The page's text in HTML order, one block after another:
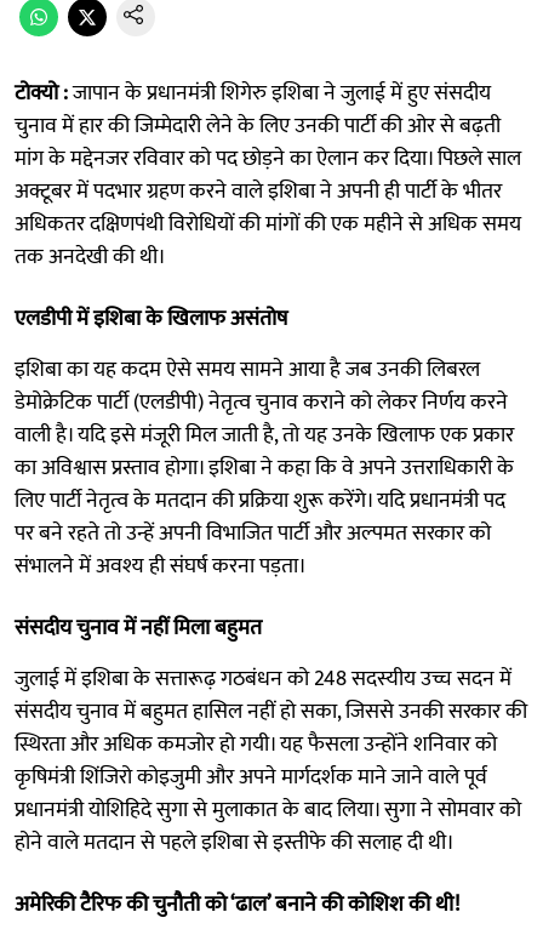
टोक्यो :जापान के प्रधानमंत्री शिगेरु इशिबा ने जुलाई में हुए संसदीय
चुनाव में हार की जिम्मेदारी लेने के लिए उनकी पार्टी की ओर से बढ़ती
मांग के मद्देनजर रविवार को पद छोड़ने का ऐलान कर दिया। पिछले साल
अक्टूबर में पदभार ग्रहण करने वाले इशिबा ने अपनी ही पार्टी के भीतर
अधिकतर दक्षिणपंथी विरोधियों की मांगों की एक महीने से अधिक समय
तक अनदेखी की थी।
एलडीपी में इशिबा के खिलाफ असंतोष
इशिबा का यह कदम ऐसे समय सामने आया है जब उनकी लिबरल
डेमोक्रेटिक पार्टी (एलडीपी) नेतृत्व चुनाव कराने को लेकर निर्णय करने
वाली है। यदि इसे मंजूरी मिल जाती है, तो यह उनके खिलाफ एक प्रकार
का अविश्वास प्रस्ताव होगा। इशिबा ने कहा कि वे अपने उत्तराधिकारी के
लिए पार्टी नेतृत्व के मतदान की प्रक्रिया शुरू करेंगे। यदि प्रधानमंत्री पद
पर बने रहते तो उन्हें अपनी विभाजित पार्टी और अल्पमत सरकार को
संभालने में अवश्य ही संघर्ष करना पड़ता।
संसदीय चुनाव में नहीं मिला बहुमत
जुलाई में इशिबा के सत्तारूढ़ गठबंधन को 248 सदस्यीय उच्च सदन में
संसदीय चुनाव में बहुमत हासिल नहीं हो सका, जिससे उनकी सरकार की
स्थिरता और अधिक कमजोर हो गयी। यह फैसला उन्होंने शनिवार को
कृषिमंत्री शिंजिरो कोइजुमी और अपने मार्गदर्शक माने जाने वाले पूर्व
प्रधानमंत्री योशिहिदे सुगा से मुलाकात के बाद लिया। सुगा ने सोमवार को
होने वाले मतदान से पहले इशिबा से इस्तीफे की सलाह दी थी।
अमेरिकी टैरिफ की चुनौती को ‘ढाल’ बनाने की कोशिश की थी!